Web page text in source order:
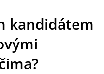
kandidátem